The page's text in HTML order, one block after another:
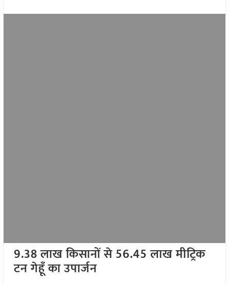
9.38 लाख किसानों से 56.45 लाख मीट्रिक
टन गेहूँ का उपार्जन